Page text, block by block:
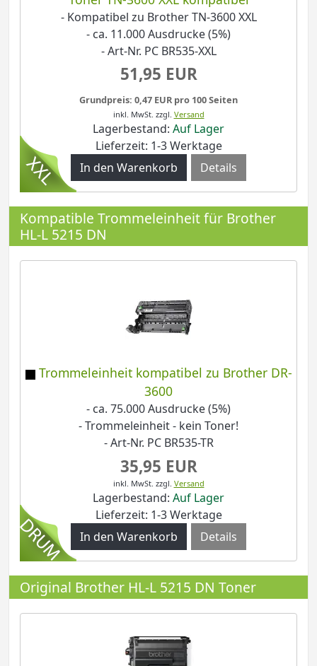
- Kompatibel zu Brother TN-3600 XXL
- ca. 11.000 Ausdrucke (5%)
- Art-Nr. PC BR535-XXL
51,95 EUR
Grundpreis: 0,47 EUR pro 100 Seiten
inkl. MwSt. zzgl. Versand
Lagerbestand: Auf Lager
Lieferzeit: 1-3 Werktage
Details
Kompatible Trommeleinheit für Brother
HL-L 5215 DN
Trommeleinheit kompatibel zu Brother DR-
3600
- ca. 75.000 Ausdrucke (5%)
- Trommeleinheit - kein Toner!
- Art-Nr. PC BR535-TR
35,95 EUR
inkl. MwSt. zzgl. Versand
Lagerbestand: Auf Lager
Lieferzeit: 1-3 Werktage
Details
Original Brother HL-L 5215 DN Toner